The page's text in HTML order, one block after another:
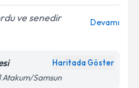
ilişkin
Aydınlatma
verilerimin belirtilen
ve senedir
Devamı
Haritada Göster
Atakum/Samsun